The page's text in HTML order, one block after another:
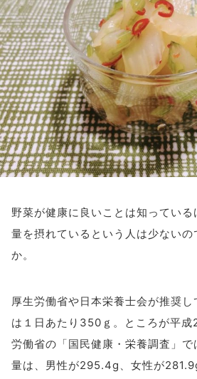
アイメイク・
アイケア
見えない・見え
らい方への
お役立ち情報
キーワードから探す
#ビルベリー #北欧 #アン
#子どもの視力低下
#サンシャインメガネ #目のか
#メガネ #点字ブ
#ブルーベリーが目に良い理由
野菜が健康に良いことは知ってい
量を摂れているという人は少ないの
か。
厚生労働省や日本栄養士会が推奨
は１日あたり350ｇ。ところが平成
労働省の「国民健康・栄養調査」で
量は、男性が295.4g、女性が